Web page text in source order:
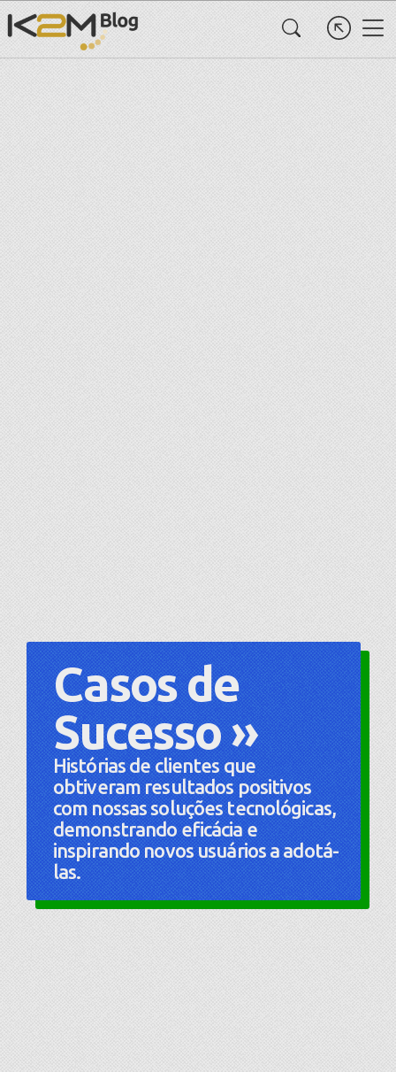
Casos de
Sucesso »
Histórias de clientes que
obtiveram resultados positivos
com nossas soluções tecnológicas,
demonstrando eficácia e
inspirando novos usuários a adotá-
las.